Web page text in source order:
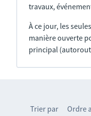
travaux,
À ce jour, les
manière ouverte
principal
Trier par Ordre